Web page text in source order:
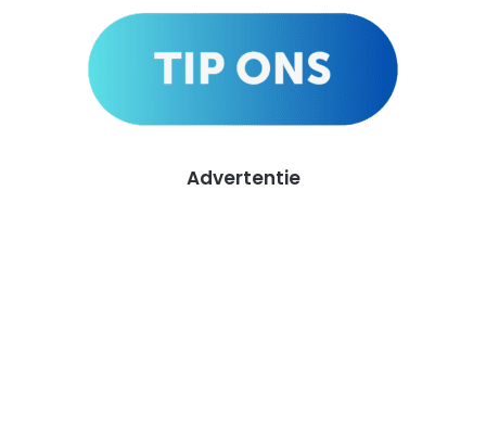
Advertentie